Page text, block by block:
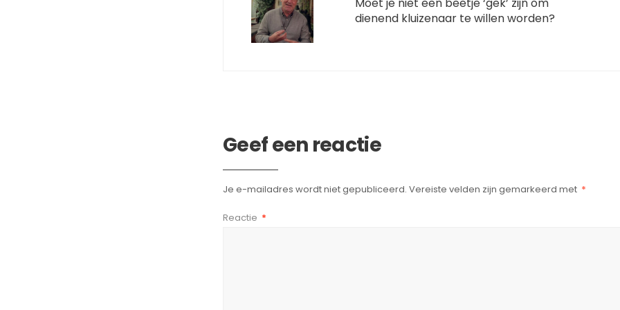
dienend kluizenaar te willen worden?
Geef een reactie
Je e-mailadres wordt niet gepubliceerd. Vereiste velden zijn gemarkeerd met *
Reactie *